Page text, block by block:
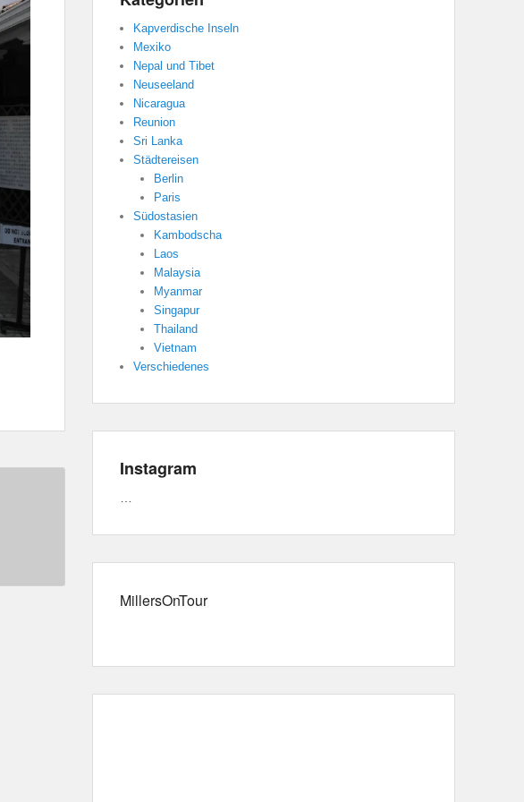
Kapverdische Inseln
Mexiko
Nepal und Tibet
Neuseeland
Nicaragua
Reunion
Sri Lanka
Städtereisen
Berlin
Paris
Südostasien
Kambodscha
Laos
Malaysia
Myanmar
Singapur
Thailand
Vietnam
Verschiedenes
Instagram
MillersOnTour